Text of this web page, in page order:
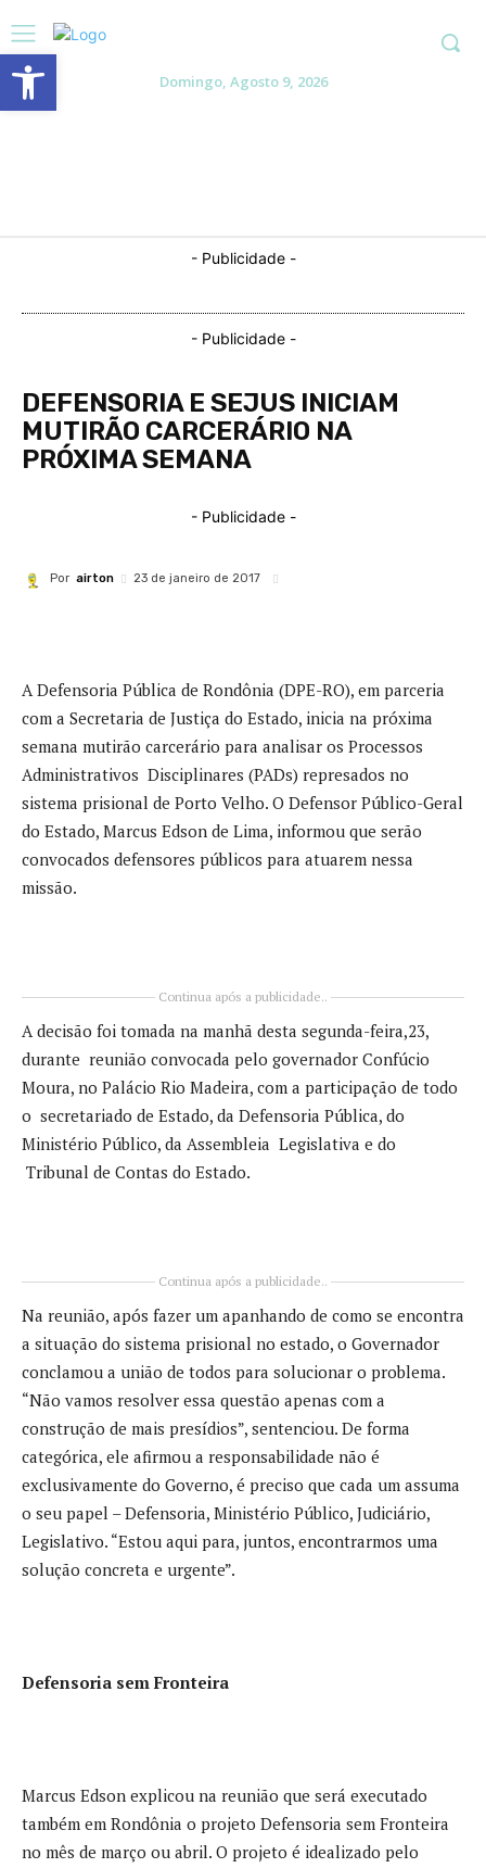
Domingo, Agosto 9, 2026
- Publicidade -
- Publicidade -
DEFENSORIA E SEJUS INICIAM
MUTIRÃO CARCERÁRIO NA
PRÓXIMA SEMANA
- Publicidade -
Por airton 23 de janeiro de 2017
A Defensoria Pública de Rondônia (DPE-RO), em parceria
com a Secretaria de Justiça do Estado, inicia na próxima
semana mutirão carcerário para analisar os Processos
Administrativos Disciplinares (PADs) represados no
sistema prisional de Porto Velho. O Defensor Público-Geral
do Estado, Marcus Edson de Lima, informou que serão
convocados defensores públicos para atuarem nessa
missão.
Continua após a publicidade..
A decisão foi tomada na manhã desta segunda-feira,23,
durante reunião convocada pelo governador Confúcio
Moura, no Palácio Rio Madeira, com a participação de todo
o secretariado de Estado, da Defensoria Pública, do
Ministério Público, da Assembleia Legislativa e do
Tribunal de Contas do Estado.
Continua após a publicidade..
Na reunião, após fazer um apanhando de como se encontra
a situação do sistema prisional no estado, o Governador
conclamou a união de todos para solucionar o problema.
“Não vamos resolver essa questão apenas com a
construção de mais presídios”, sentenciou. De forma
categórica, ele afirmou a responsabilidade não é
exclusivamente do Governo, é preciso que cada um assuma
o seu papel – Defensoria, Ministério Público, Judiciário,
Legislativo. “Estou aqui para, juntos, encontrarmos uma
solução concreta e urgente”.
Defensoria sem Fronteira
Marcus Edson explicou na reunião que será executado
também em Rondônia o projeto Defensoria sem Fronteira
no mês de março ou abril. O projeto é idealizado pelo
Abrir a barra de ferramentas